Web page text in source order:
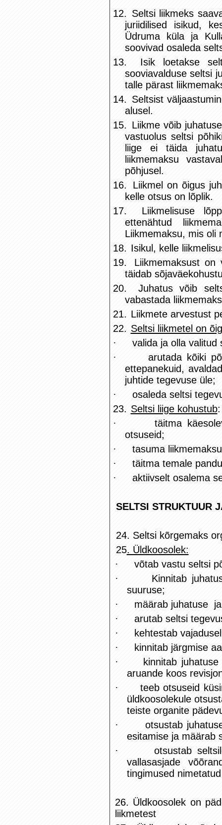
12. Seltsi liikmeks
juriidilised isikud,
Üdruma küla ja
soovivad osaleda
13.
Isik loetakse
sooviavalduse seltsi
talle pärast
14. Seltsist
alusel.
15. Liikme võib
vastuolus seltsi
liige ei täida
liikmemaksu
põhjusel.
16.
Liikmel on õigus
kelle otsus on lõplik.
17.
Liikmelisuse
ettenähtud
Liikmemaksu, mis oli
18. Isikul, kelle
19.
Liikmemaksust on
täidab
20.
Juhatus võib
vabastada
21. Liikmete arvestust
22. Seltsi liikmetel on
·
valida ja olla valitud
·
arutada kõiki
ettepanekuid,
juhtide tegevuse üle;
·
osaleda seltsi
23. Seltsi liige kohustub:
·
täitma
otsuseid;
·
tasuma
·
täitma temale
·
aktiivselt osalema
SELTSI STRUKTUUR
24. Seltsi kõrgemaks
25. Üldkoosolek:
·
võtab vastu seltsi
·
Kinnitab
suuruse;
·
määrab juhatuse
·
arutab seltsi
·
kehtestab
·
kinnitab järgmise
·
kinnitab
aruande koos
·
teeb otsuseid
üldkoosolekule
teiste organite
·
otsustab
esitamise ja määrab
·
otsustab
vallasasjade
tingimused
26. Üldkoosolek on
liikmetest